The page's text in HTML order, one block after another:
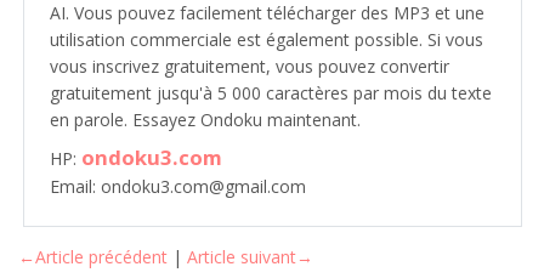
AI. Vous pouvez facilement télécharger des MP3 et une
utilisation commerciale est également possible. Si vous
vous inscrivez gratuitement, vous pouvez convertir
gratuitement jusqu'à 5 000 caractères par mois du texte
en parole. Essayez Ondoku maintenant.
HP: ondoku3.com
Email: ondoku3.com@gmail.com
←Article précédent | Article suivant→